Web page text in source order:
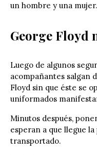
un hombre y una mujer.
George Floyd
Luego de algunos
acompañantes salgan
Floyd sin que éste se
uniformados
Minutos después,
esperan a que llegue
transportado.